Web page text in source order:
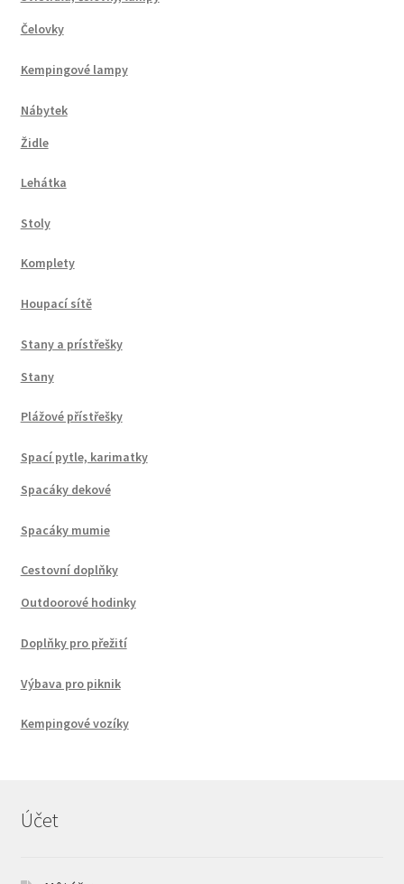
Čelovky
Kempingové lampy
Nábytek
Židle
Lehátka
Stoly
Komplety
Houpací sítě
Stany a prístřešky
Stany
Plážové přístřešky
Spací pytle, karimatky
Spacáky dekové
Spacáky mumie
Cestovní doplňky
Outdoorové hodinky
Doplňky pro přežití
Výbava pro piknik
Kempingové vozíky
Účet